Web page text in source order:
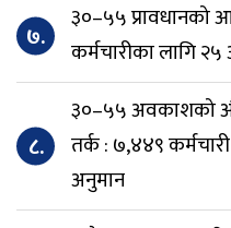
७.
३०–५५ प्रावधानको
कर्मचारीका लागि
८.
३०–५५ अवकाशको
तर्क : ७,४४९
अनुमान